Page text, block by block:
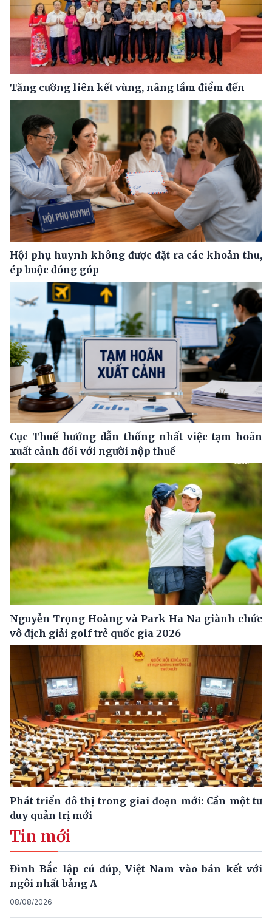
Tăng cường liên kết vùng, nâng tầm điểm đến
Hội phụ huynh không được đặt ra các khoản thu,
ép buộc đóng góp
Cục Thuế hướng dẫn thống nhất việc tạm hoãn
xuất cảnh đối với người nộp thuế
Nguyễn Trọng Hoàng và Park Ha Na giành chức
vô địch giải golf trẻ quốc gia 2026
Phát triển đô thị trong giai đoạn mới: Cần một tư
duy quản trị mới
Tin mới
Đình Bắc lập cú đúp, Việt Nam vào bán kết với
ngôi nhất bảng A
08/08/2026